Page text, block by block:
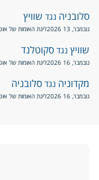
סלובניה נגד שוויץ
נובמבר, 13 2026 ליגת האומות של
שוויץ נגד סקוטלנד
נובמבר, 16 2026 ליגת האומות של
מקדוניה נגד סלובניה
נובמבר, 16 2026 ליגת האומות של